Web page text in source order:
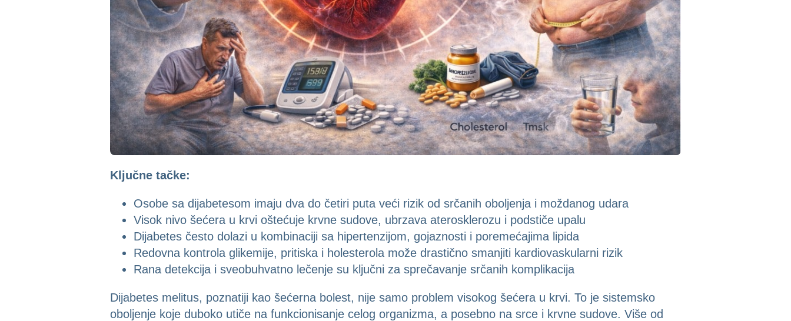
Ključne tačke:
Osobe sa dijabetesom imaju dva do četiri puta veći rizik od srčanih oboljenja i moždanog udara
Visok nivo šećera u krvi oštećuje krvne sudove, ubrzava aterosklerozu i podstiče upalu
Dijabetes često dolazi u kombinaciji sa hipertenzijom, gojaznosti i poremećajima lipida
Redovna kontrola glikemije, pritiska i holesterola može drastično smanjiti kardiovaskularni rizik
Rana detekcija i sveobuhvatno lečenje su ključni za sprečavanje srčanih komplikacija
Dijabetes melitus, poznatiji kao šećerna bolest, nije samo problem visokog šećera u krvi. To je sistemsko
oboljenje koje duboko utiče na funkcionisanje celog organizma, a posebno na srce i krvne sudove. Više od